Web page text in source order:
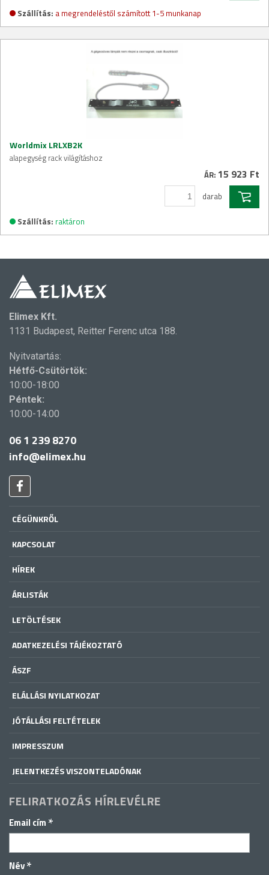
Szállítás: a megrendeléstől számított 1-5 munkanap
Worldmix LRLXB2K
alapegység rack világításhoz
ÁR: 15 923 Ft
darab
Szállítás: raktáron
Elimex Kft.
1131 Budapest, Reitter Ferenc utca 188.
Nyitvatartás:
Hétfő-Csütörtök:
10:00-18:00
Péntek:
10:00-14:00
06 1 239 8270
info@elimex.hu
CÉGÜNKRŐL
KAPCSOLAT
HÍREK
ÁRLISTÁK
LETÖLTÉSEK
ADATKEZELÉSI TÁJÉKOZTATÓ
ÁSZF
ELÁLLÁSI NYILATKOZAT
JÓTÁLLÁSI FELTÉTELEK
IMPRESSZUM
JELENTKEZÉS VISZONTELADÓNAK
FELIRATKOZÁS HÍRLEVÉLRE
Email cím *
Név*